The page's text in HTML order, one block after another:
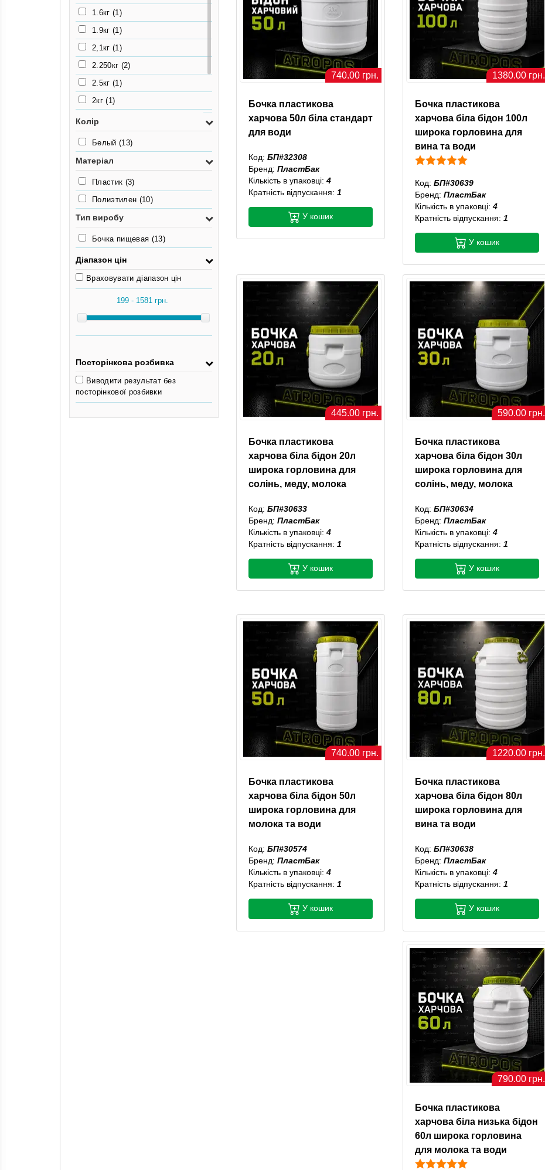
1.6кг (1)
1.9кг (1)
2,1кг (1)
2.250кг (2)
2.5кг (1)
2кг(1)
3,1кг
3.6кг(1)
Колір
Белый (13)
Матеріал
Пластик (3)
Полиэтилен (10)
Тип виробу
Бочка пищевая (13)
Діапазон цін
Враховувати діапазон цін
Посторінкова розбивка
Виводити результат без
посторінкової розбивки
740.00 грн.
Бочка пластикова
харчова 50л біла стандарт
для води
Код: БП#32308
Бренд: ПластБак
Кількість в упаковці: 4
Кратність відпускання: 1
У кошик
1380.00 грн.
Бочка пластикова
харчова біла бідон 100л
широка горловина для
вина та води
Код: БП#30639
Бренд: ПластБак
Кількість в упаковці: 4
Кратність відпускання: 1
У кошик
445.00 грн.
Бочка пластикова
харчова біла бідон 20л
широка горловина для
солінь, меду, молока
Код: БП#30633
Бренд: ПластБак
Кількість в упаковці: 4
Кратність відпускання: 1
У кошик
590.00 грн.
Бочка пластикова
харчова біла бідон 30л
широка горловина для
солінь, меду, молока
Код: БП#30634
Бренд: ПластБак
Кількість в упаковці: 4
Кратність відпускання: 1
У кошик
740.00 грн.
Бочка пластикова
харчова біла бідон 50л
широка горловина для
молока та води
Код: БП#30574
Бренд: ПластБак
Кількість в упаковці: 4
Кратність відпускання: 1
У кошик
1220.00 грн.
Бочка пластикова
харчова біла бідон 80л
широка горловина для
вина та води
Код: БП#30638
Бренд: ПластБак
Кількість в упаковці: 4
Кратність відпускання: 1
У кошик
790.00 грн.
Бочка пластикова
харчова біла низька бідон
60л широка горловина
для молока та води